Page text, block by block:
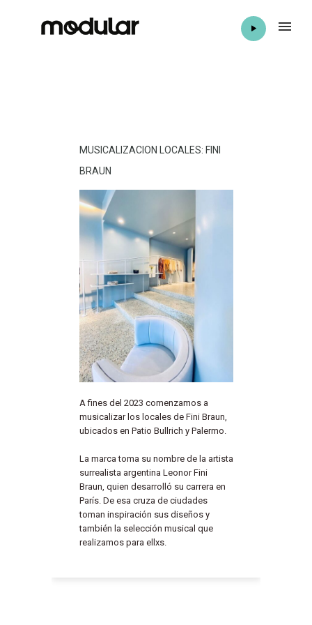
MUSICALIZACION LOCALES: FINI
BRAUN
A fines del 2023 comenzamos a
musicalizar los locales de Fini Braun,
ubicados en Patio Bullrich y Palermo.
La marca toma su nombre de la artista
surrealista argentina Leonor Fini
Braun, quien desarrolló su carrera en
París. De esa cruza de ciudades
toman inspiración sus diseños y
también la selección musical que
realizamos para ellxs.